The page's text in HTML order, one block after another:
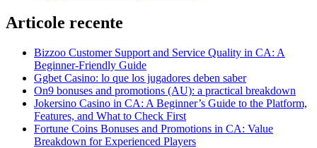
Articole recente
Bizzoo Customer Support and Service Quality in CA: A
Beginner-Friendly Guide
Ggbet Casino: lo que los jugadores deben saber
On9 bonuses and promotions (AU): a practical breakdown
Jokersino Casino in CA: A Beginner’s Guide to the Platform,
Features, and What to Check First
Fortune Coins Bonuses and Promotions in CA: Value
Breakdown for Experienced Players